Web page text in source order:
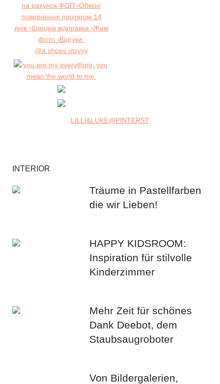
LILLI&LUKE@PINTERST
INTERIOR
Träume in Pastellfarben
die wir Lieben!
HAPPY KIDSROOM:
Inspiration für stilvolle
Kinderzimmer
Mehr Zeit für schönes
Dank Deebot, dem
Staubsaugroboter
Von Bildergalerien,